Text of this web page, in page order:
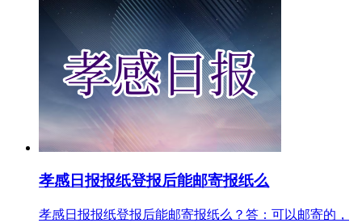
孝感日报报纸登报后能邮寄报纸么
孝感日报报纸登报后能邮寄报纸么？答：可以邮寄的，